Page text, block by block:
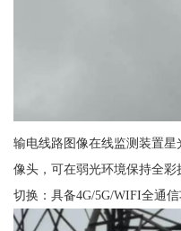
输电线路图像在线监测装置
像头，可在弱光环境保持全彩
切换：具备4G/5G/WIFI全通